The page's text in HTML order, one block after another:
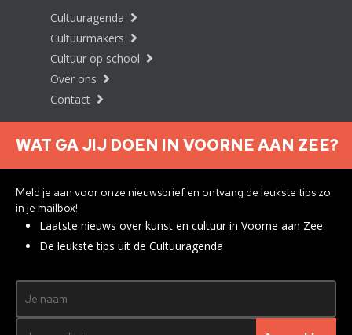
Cultuuragenda
Cultuurmakers
Cultuur op school
Over ons
Contact
Nieuwsbrief aanmelden
Privacyverklaring
WAT GA JIJ DOEN IN VOORNE AAN ZEE?
Meld je aan voor onze nieuwsbrief en ontvang de leukste tips zo
in je mailbox!
Laatste nieuws over kunst en cultuur in Voorne aan Zee
De leukste tips uit de Cultuuragenda